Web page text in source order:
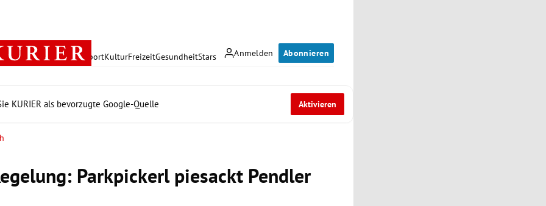
Anmelden Abonnieren
PolitikWirtschaft SportKulturFreizeitGesundheitStars
KURIER als bevorzugte Google-Quelle Aktivieren
Parkpickerl piesackt Pendler